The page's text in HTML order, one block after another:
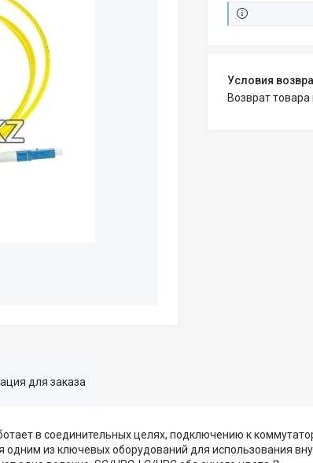
возврат
для заказа
в соединительных целях, подключению к
одним из ключевых оборудований для использования